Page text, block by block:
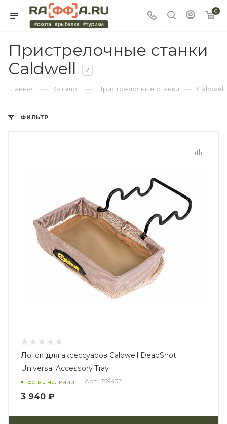
0
Пристрелочные станки
Caldwell
2
Главная — Каталог — Пристрелочные станки — Caldwell
ФИЛЬТР
Лоток для аксессуаров Caldwell DeadShot
Universal Accessory Tray
Есть в наличии Арт.: 759432
3 940 ₽